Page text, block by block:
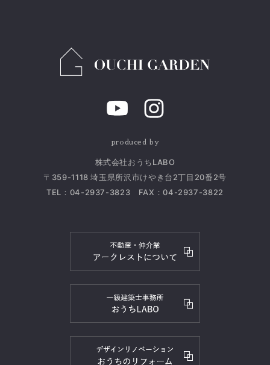
produced by
株式会社おうちLABO
〒359-1118 埼玉県所沢市けやき台2丁目20番2号
TEL： 04-2937-3823 FAX：04-2937-3822